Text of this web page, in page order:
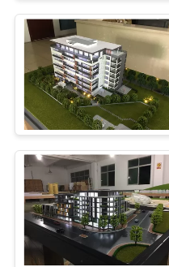
PRIVACY
POLICY